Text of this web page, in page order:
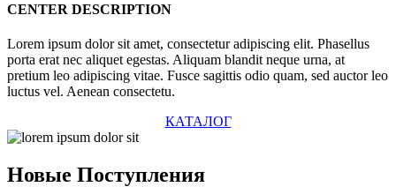
CENTER DESCRIPTION
Lorem ipsum dolor sit amet, consectetur adipiscing elit. Phasellus
porta erat nec aliquet egestas. Aliquam blandit neque urna, at
pretium leo adipiscing vitae. Fusce sagittis odio quam, sed auctor leo
luctus vel. Aenean consectetu.
КАТАЛОГ
Новые Поступления